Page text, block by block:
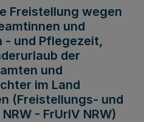
Freistellung wegen
und
- und Pflegezeit,
der
und
im Land
(Freistellungs- und
- FrUrlV NRW)